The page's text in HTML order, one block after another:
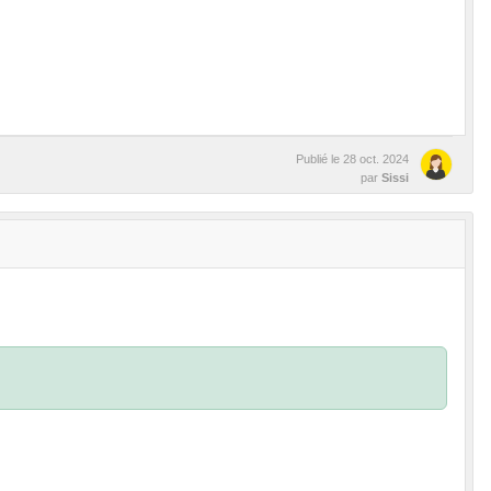
Publié le 28 oct. 2024
par Sissi